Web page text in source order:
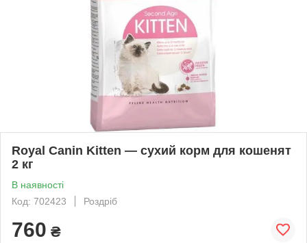
Royal Canin Kitten — сухий корм для кошенят
2 кг
В наявності
Код: 702423
Роздріб
760 ₴